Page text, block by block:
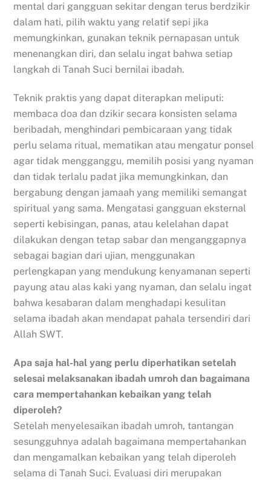
mental dari gangguan sekitar dengan terus berdzikir
dalam hati, pilih waktu yang relatif sepi jika
memungkinkan, gunakan teknik pernapasan untuk
menenangkan diri, dan selalu ingat bahwa setiap
langkah di Tanah Suci bernilai ibadah.
Teknik praktis yang dapat diterapkan meliputi:
membaca doa dan dzikir secara konsisten selama
beribadah, menghindari pembicaraan yang tidak
perlu selama ritual, mematikan atau mengatur ponsel
agar tidak mengganggu, memilih posisi yang nyaman
dan tidak terlalu padat jika memungkinkan, dan
bergabung dengan jamaah yang memiliki semangat
spiritual yang sama. Mengatasi gangguan eksternal
seperti kebisingan, panas, atau kelelahan dapat
dilakukan dengan tetap sabar dan menganggapnya
sebagai bagian dari ujian, menggunakan
perlengkapan yang mendukung kenyamanan seperti
payung atau alas kaki yang nyaman, dan selalu ingat
bahwa kesabaran dalam menghadapi kesulitan
selama ibadah akan mendapat pahala tersendiri dari
Allah SWT.
Apa saja hal-hal yang perlu diperhatikan setelah
selesai melaksanakan ibadah umroh dan bagaimana
cara mempertahankan kebaikan yang telah
diperoleh?
Setelah menyelesaikan ibadah umroh, tantangan
sesungguhnya adalah bagaimana mempertahankan
dan mengamalkan kebaikan yang telah diperoleh
selama di Tanah Suci. Evaluasi diri merupakan